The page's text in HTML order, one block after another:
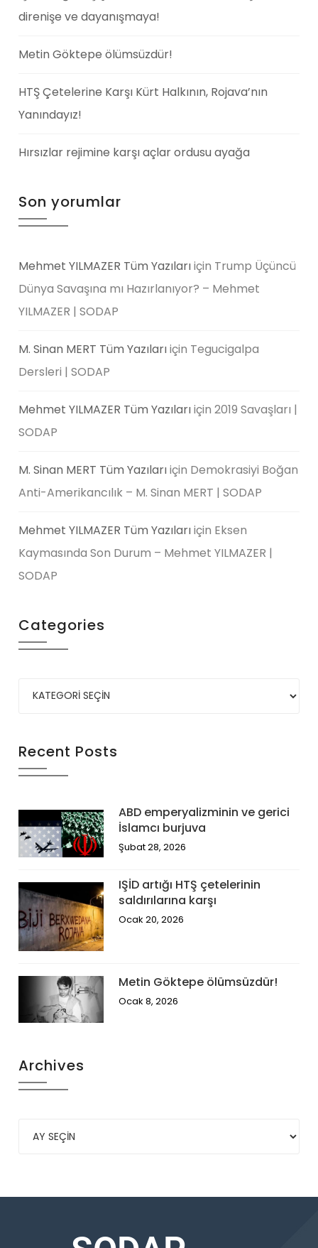
direnişe ve dayanışmaya!
Metin Göktepe ölümsüzdür!
HTŞ Çetelerine Karşı Kürt Halkının, Rojava’nın
Yanındayız!
Hırsızlar rejimine karşı açlar ordusu ayağa
Son yorumlar
Mehmet YILMAZER Tüm Yazılarıiçin Trump Üçüncü
Dünya Savaşına mı Hazırlanıyor? – Mehmet
YILMAZER | SODAP
M. Sinan MERT Tüm Yazılarıiçin Tegucigalpa
Dersleri | SODAP
Mehmet YILMAZER Tüm Yazılarıiçin2019 Savaşları |
SODAP
M. Sinan MERT Tüm Yazılarıiçin Demokrasiyi Boğan
Anti-Amerikancılık – M. Sinan MERT | SODAP
Mehmet YILMAZER Tüm Yazılarıiçin Eksen
Kaymasında Son Durum – Mehmet YILMAZER |
SODAP
Categories
Recent Posts
ABD emperyalizminin ve gerici
İslamcı burjuva
Şubat 28, 2026
IŞİD artığı HTŞ çetelerinin
saldırılarına karşı
Ocak 20, 2026
Metin Göktepe ölümsüzdür!
Ocak 8, 2026
Archives